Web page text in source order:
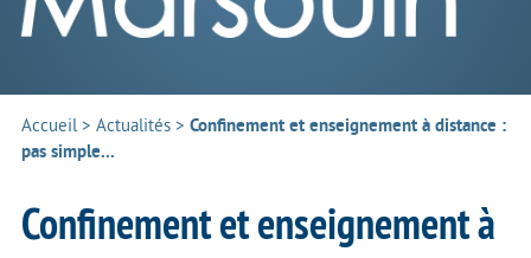
Accueil> Actualités > Confinement et enseignement à distance :
pas simple...
Confinement et enseignement à